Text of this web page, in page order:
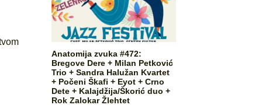
Anatomija zvuka #472:
Bregove Dere + Milan Petković
Trio + Sandra Halužan Kvartet
+ Počeni Škafi + Eyot + Crno
Dete + Kalajdžija/Škorić duo +
Rok Zalokar Žlehtet